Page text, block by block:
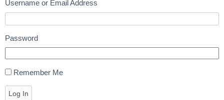
Username or Email Address
Password
Remember Me
Log In